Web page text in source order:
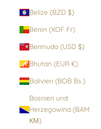
Belize (BZD $)
Benin (XOF Fr)
Bermuda (USD $)
Bhutan (EUR €)
Bolivien (BOB Bs.)
Bosnien und
Herzegowina (BAM
КМ)